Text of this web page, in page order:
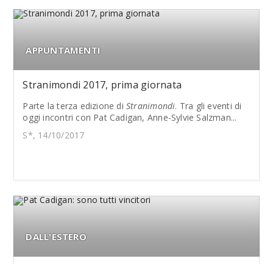
APPUNTAMENTI
Stranimondi 2017, prima giornata
Parte la terza edizione diStranimondi. Tra gli eventi di
oggi incontri con Pat Cadigan, Anne-Sylvie Salzman...
S*, 14/10/2017
DALL'ESTERO